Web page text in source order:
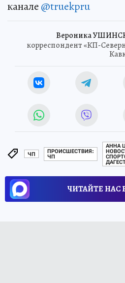
канале @truekpru
Вероника
корреспондент «КП-
ЧП
ПРОИСШЕСТВИЯ:
ЧП
АННА
ЧИТАЙТЕ НАС